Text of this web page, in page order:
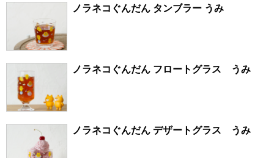
ノラネコぐんだん タンブラー うみ
ノラネコぐんだん フロートグラス うみ
ノラネコぐんだん デザートグラス うみ